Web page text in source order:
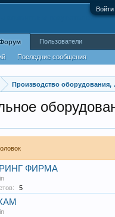
Производство оборудования,
ФИРМА
5
Последние сообщения
Пользователи